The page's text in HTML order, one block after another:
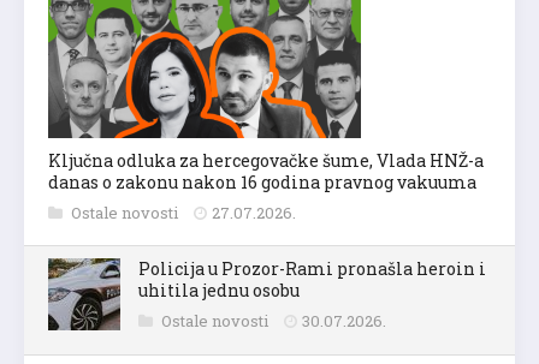
Ključna odluka za hercegovačke šume, Vlada HNŽ-a
danas o zakonu nakon 16 godina pravnog vakuuma
Ostale novosti 27.07.2026.
Policija u Prozor-Rami pronašla heroin i
uhitila jednu osobu
Ostale novosti 30.07.2026.